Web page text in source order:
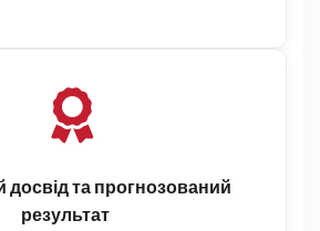
досвід та прогнозований
результат